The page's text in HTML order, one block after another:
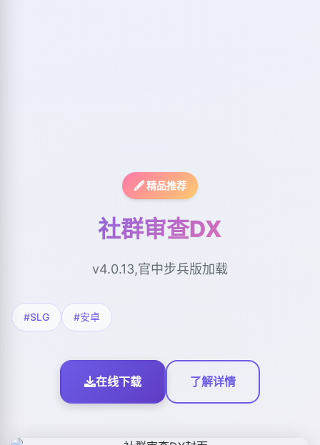
🖋️ 精品推荐
社群审查DX
v4.0.13,官中步兵版加载
#SLG #安卓
在线下载 了解详情